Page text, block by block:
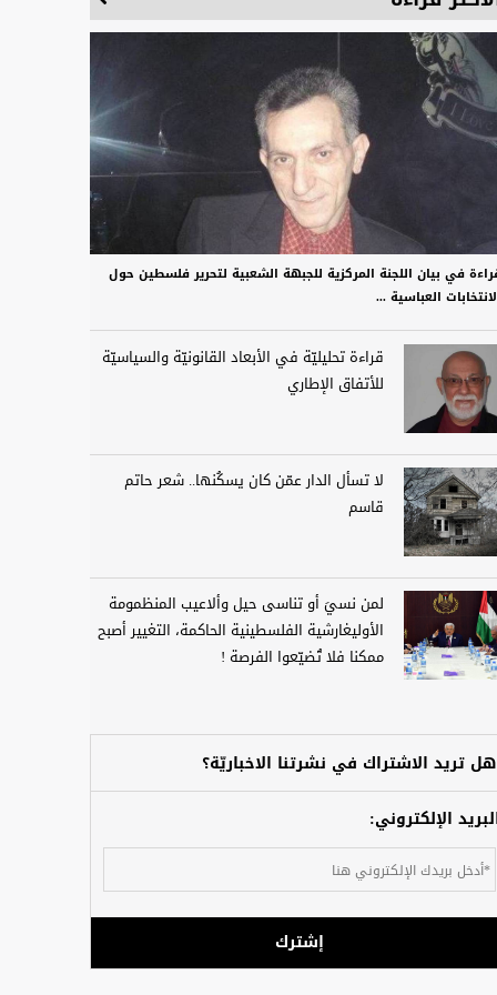
في بيان اللجنة المركزية للجبهة الشعبية لتحرير فلسطين حول
العباسية ...
قراءة تحليليّة في الأبعاد القانونيّة والسياسيّة
للأتفاق الإطاري
لا تسأل الدار عمّن كان يسكُنها.. شعر حاتم
قاسم
لمن نسيَ أو تناسى حيل وألاعيب المنظمومة
الأوليغارشية الفلسطينية الحاكمة، التغيير أصبح
ممكنا فلا تُضيّعوا الفرصة !
هل تريد الاشتراك في نشرتنا الاخباريّة؟
الإلكتروني:
إشترك